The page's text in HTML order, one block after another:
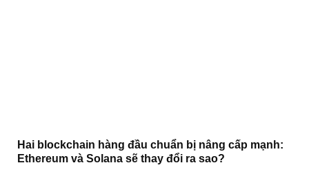
Hai blockchain hàng đầu chuẩn bị nâng cấp mạnh:
Ethereum và Solana sẽ thay đổi ra sao?